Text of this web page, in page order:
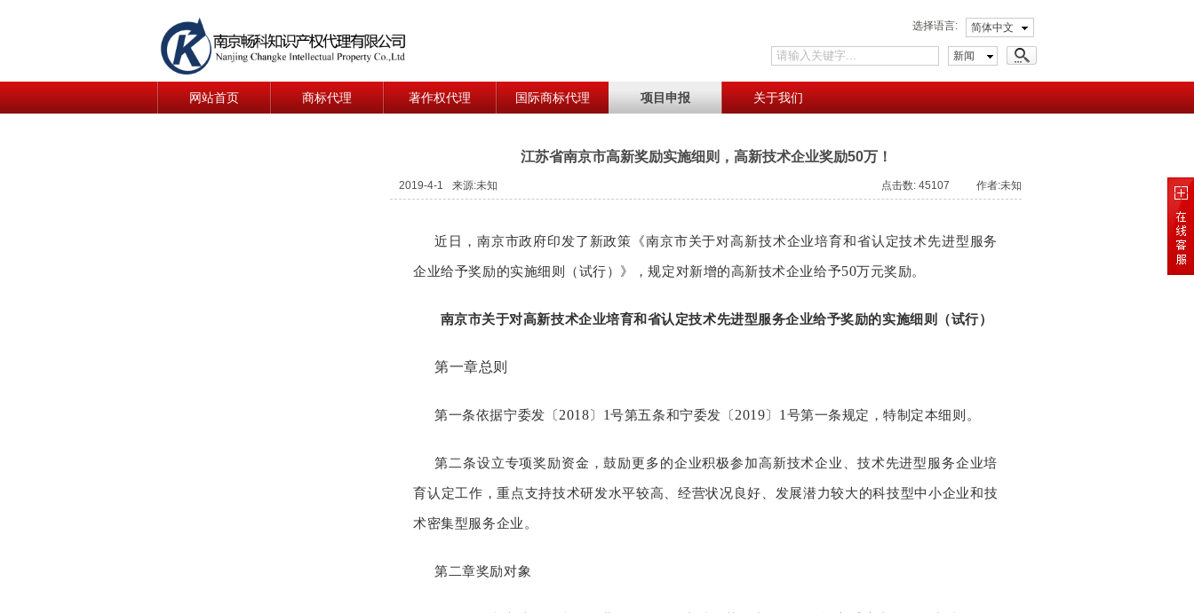
选择语言: 简体中文
新闻
网站首页 商标代理 著作权代理 国际商标代理 项目申报 关于我们
江苏省南京市高新奖励实施细则，高新技术企业奖励50万！
2019-4-1 来源:未知 点击数: 45107 作者:未知
近日，南京市政府印发了新政策《南京市关于对高新技术企业培育和省认定技术先进型服务
企业给予奖励的实施细则（试行）》，规定对新增的高新技术企业给予50万元奖励。
南京市关于对高新技术企业培育和省认定技术先进型服务企业给予奖励的实施细则（试行）
第一章总则
第一条依据宁委发〔 2018〕 1号第五条和宁委发〔 2019〕 1 号第一条规定，特制定本细则。
第二条设立专项奖励资金，鼓励更多的企业积极参加高新技术企业、技术先进型服务企业培
育认定工作，重点支持技术研发水平较高、经营状况良好、发展潜力较大的科技型中小企业和技
术密集型服务企业。
第二章奖励对象